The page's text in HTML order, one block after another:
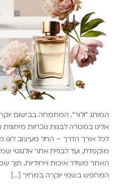
המותג "ולור", המתמחה בבישום
אלינו במטרה לבנות נוכחות
לכל אורך הדרך – החל מעיצוב לוגו
מוקפדת, ועד לבניית אתר אלגנטי
האתר משדר איכות וייחודיות, תוך
המחפש בשמי יוקרה במחיר […]